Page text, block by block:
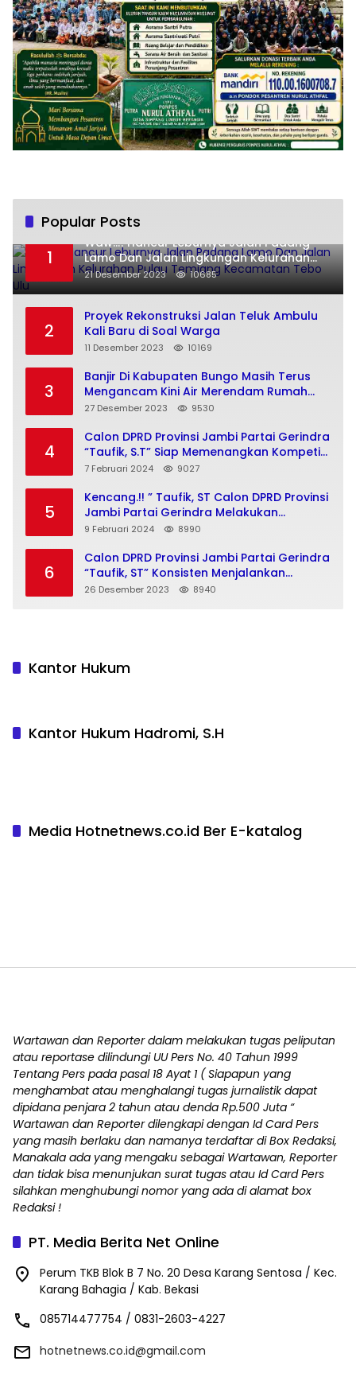
Popular Posts
1
Waw..!! Hancur Leburnya Jalan Padang
Lamo Dan Jalan Lingkungan Kelurahan
Pulau Temiang Kecamatan Tebo Ulu
21 Desember 2023 10685
2
Proyek Rekonstruksi Jalan Teluk Ambulu
Kali Baru di Soal Warga
11 Desember 2023 10169
3
Banjir Di Kabupaten Bungo Masih Terus
Mengancam Kini Air Merendam Rumah
Warga Dusun Pulau Jelmu Kecamatan
27 Desember 2023 9530
4
Calon DPRD Provinsi Jambi Partai Gerindra
“Taufik, S.T” Siap Memenangkan Kompetisi
Pemilu 2024
7 Februari 2024 9027
5
Kencang.!! ” Taufik, ST Calon DPRD Provinsi
Jambi Partai Gerindra Melakukan
Kegiatan Insan Milenial Dan Bajajo Politik
9 Februari 2024 8990
6
Calon DPRD Provinsi Jambi Partai Gerindra
“Taufik, ST” Konsisten Menjalankan
Program “Bajajo Politik” Menuju Pemilu
26 Desember 2023 8940
Kantor Hukum
Kantor Hukum Hadromi, S.H
Media Hotnetnews.co.id Ber E-katalog
Wartawan dan Reporter dalam melakukan tugas peliputan
atau reportase dilindungi UU Pers No. 40 Tahun 1999
Tentang Pers pada pasal 18 Ayat 1 ( Siapapun yang
menghambat atau menghalangi tugas jurnalistik dapat
dipidana penjara 2 tahun atau denda Rp.500 Juta “
Wartawan dan Reporter dilengkapi dengan Id Card Pers
yang masih berlaku dan namanya terdaftar di Box Redaksi,
Manakala ada yang mengaku sebagai Wartawan, Reporter
dan tidak bisa menunjukan surat tugas atau Id Card Pers
silahkan menghubungi nomor yang ada di alamat box
Redaksi !
PT. Media Berita Net Online
Perum TKB Blok B 7 No. 20 Desa Karang Sentosa / Kec.
Karang Bahagia / Kab. Bekasi
085714477754 / 0831-2603-4227
hotnetnews.co.id@gmail.com